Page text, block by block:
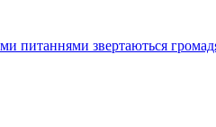
питаннями звертаються